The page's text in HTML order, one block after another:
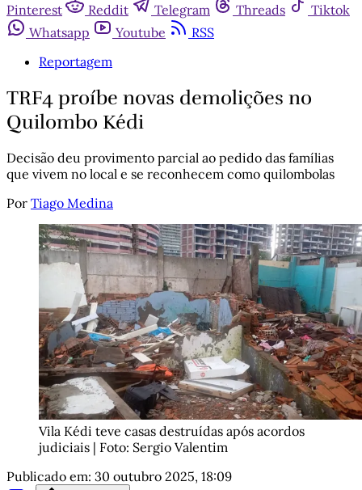
Pinterest
Reddit Telegram Threads
Tiktok
Whatsapp
Youtube
RSS
Reportagem
TRF4 proíbe novas demolições no
Quilombo Kédi
Decisão deu provimento parcial ao pedido das famílias
que vivem no local e se reconhecem como quilombolas
Por Tiago Medina
Vila Kédi teve casas destruídas após acordos
judiciais | Foto: Sergio Valentim
Publicado em: 30 outubro 2025, 18:09